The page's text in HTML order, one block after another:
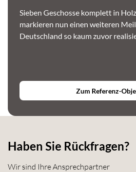
Sieben Geschosse komplett in
markieren nun einen weiteren
Deutschland so kaum zuvor
Zum Referenz-
Haben Sie Rückfragen?
Wir sind Ihre Ansprechpartner